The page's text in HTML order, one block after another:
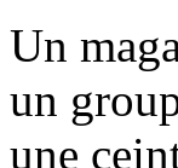
Un
un
une